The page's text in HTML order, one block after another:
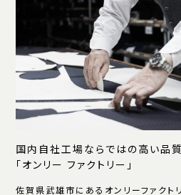
国内自社工場ならではの高い品質
「オンリー ファクトリー」
佐賀県武雄市にあるオンリーファクト